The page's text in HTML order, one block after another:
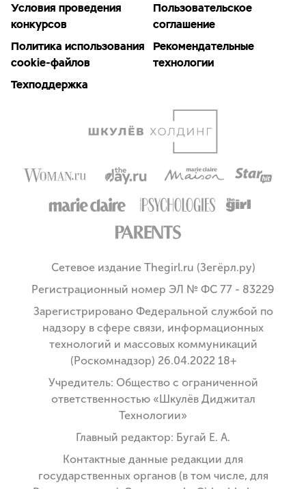
Условия проведения
конкурсов
Пользовательское
соглашение
Политика использования
cookie-файлов
Рекомендательные
технологии
Техподдержка
Сетевое издание Thegirl.ru (Зегёрл.ру)
Регистрационный номер ЭЛ № ФС 77 - 83229
Зарегистрировано Федеральной службой по
надзору в сфере связи, информационных
технологий и массовых коммуникаций
(Роскомнадзор) 26.04.2022 18+
Учредитель: Общество с ограниченной
ответственностью «Шкулёв Диджитал
Технологии»
Главный редактор: Бугай Е. А.
Контактные данные редакции для
государственных органов (в том числе, для